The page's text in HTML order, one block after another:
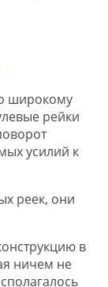
широкому
рейки
усилий к
реек, они
в
ничем не